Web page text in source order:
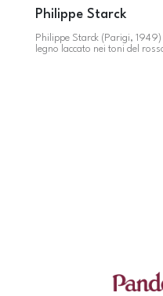
Philippe Starck
Philippe Starck (Parigi, 1949)
legno laccato nei toni del